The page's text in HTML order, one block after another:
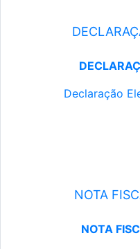
Declaração
NOTA
NOTA